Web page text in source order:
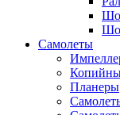
Самолеты
Планеры